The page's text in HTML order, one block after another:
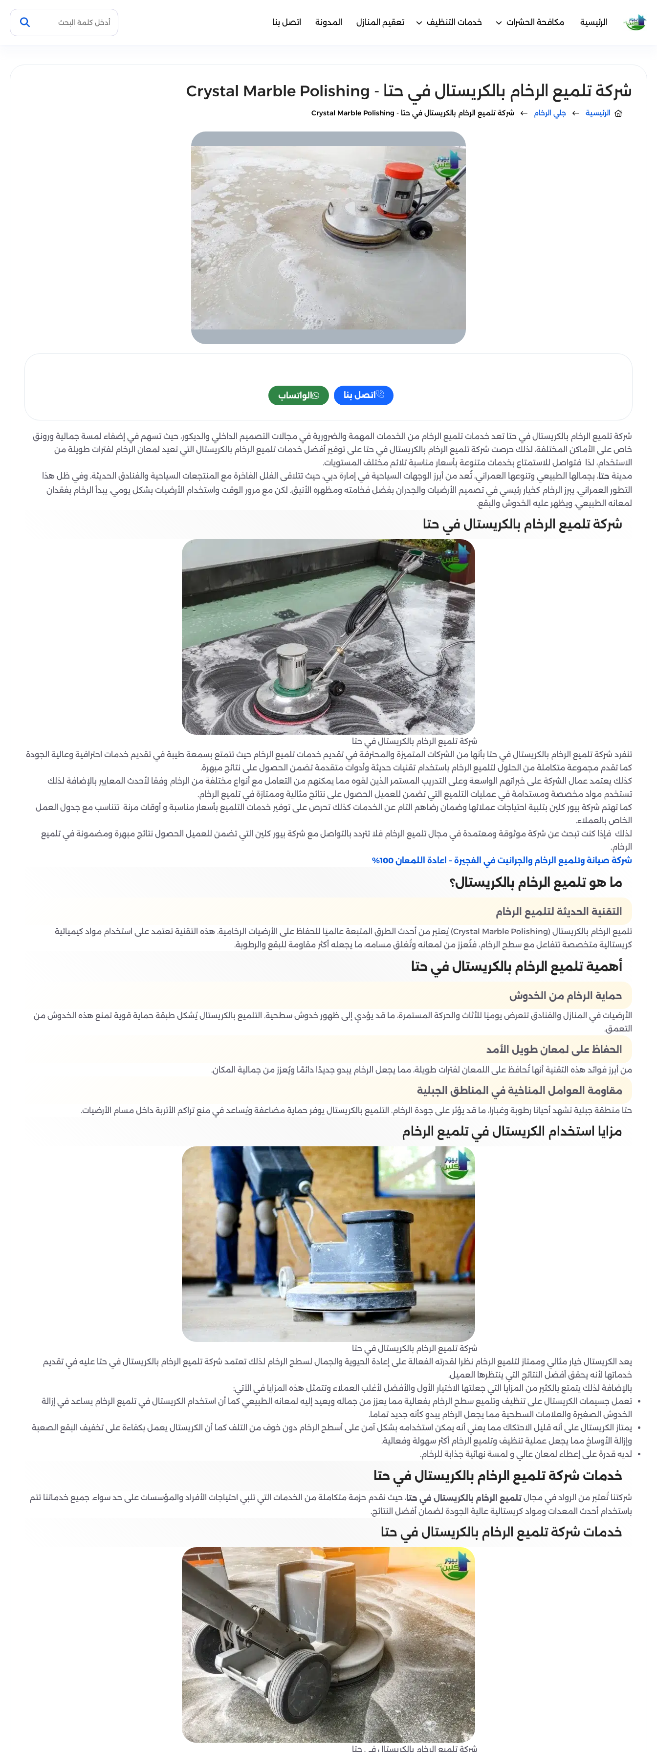
الرئيسية مكافحة الحشرات خدمات التنظيف تعقيم المنازل المدونة اتصل بنا
شركة تلميع الرخام بالكريستال في حتا - Crystal Marble Polishing
الرئيسية جلي الرخام شركة تلميع الرخام بالكريستال في حتا - Crystal Marble Polishing
اتصل بنا الواتساب
شركة تلميع الرخام بالكريستال في حتا تعد خدمات تلميع الرخام من الخدمات المهمة والضرورية في مجالات التصميم الداخلي والديكور، حيث تسهم في إضفاء لمسة جمالية ورونق
خاص على الأماكن المختلفة، لذلك حرصت شركة تلميع الرخام بالكريستال في حتا على توفير أفضل خدمات تلميع الرخام بالكريستال التي تعيد لمعان الرخام لفترات طويلة من
الاستخدام، لذا فتواصل للاستمتاع بخدمات متنوعة بأسعار مناسبة تلائم مختلف المستويات.
مدينة حتا، بجمالها الطبيعي وتنوعها العمراني، تُعد من أبرز الوجهات السياحية في إمارة دبي، حيث تتلاقى الفلل الفاخرة مع المنتجعات السياحية والفنادق الحديثة. وفي ظل هذا
التطور العمراني، يبرز الرخام كخيار رئيسي في تصميم الأرضيات والجدران بفضل فخامته ومظهره الأنيق. لكن مع مرور الوقت واستخدام الأرضيات بشكل يومي، يبدأ الرخام بفقدان
لمعانه الطبيعي، ويظهر عليه الخدوش والبقع.
شركة تلميع الرخام بالكريستال في حتا
شركة تلميع الرخام بالكريستال في حتا
تنفرد شركة تلميع الرخام بالكريستال في حتا بأنها من الشركات المتميزة والمحترفة في تقديم خدمات تلميع الرخام حيث تتمتع بسمعة طيبة في تقديم خدمات احترافية وعالية الجودة
كما تقدم مجموعة متكاملة من الحلول لتلميع الرخام باستخدام تقنيات حديثة وأدوات متقدمة تضمن الحصول على نتائج مبهرة.
كذلك يعتمد عمال الشركة على خبراتهم الواسعة وعلى التدريب المستمر الذين لقوه مما يمكنهم من التعامل مع أنواع مختلفة من الرخام وفقا لأحدث المعايير بالإضافة لذلك
تستخدم مواد مخصصة ومستدامة في عمليات التلميع التي تضمن للعميل الحصول على نتائج مثالية وممتازة في تلميع الرخام.
كما تهتم شركة بيور كلين بتلبية احتياجات عملائها وضمان رضاهم التام عن الخدمات كذلك تحرص على توفير خدمات التلميع بأسعار مناسبة و أوقات مرنة تتناسب مع جدول العمل
الخاص بالعملاء.
لذلك فإذا كنت تبحث عن شركة موثوقة ومعتمدة في مجال تلميع الرخام فلا تتردد بالتواصل مع شركة بيور كلين التي تضمن للعميل الحصول نتائج مبهرة ومضمونة في تلميع
الرخام.
شركة صيانة وتلميع الرخام والجرانيت في الفجيرة – اعادة اللمعان 100%
ما هو تلميع الرخام بالكريستال؟
التقنية الحديثة لتلميع الرخام
تلميع الرخام بالكريستال (Crystal Marble Polishing) يُعتبر من أحدث الطرق المتبعة عالميًا للحفاظ على الأرضيات الرخامية. هذه التقنية تعتمد على استخدام مواد كيميائية
كريستالية متخصصة تتفاعل مع سطح الرخام، فتُعزز من لمعانه وتُغلق مسامه، ما يجعله أكثر مقاومة للبقع والرطوبة.
أهمية تلميع الرخام بالكريستال في حتا
حماية الرخام من الخدوش
الأرضيات في المنازل والفنادق تتعرض يوميًا للأثاث والحركة المستمرة، ما قد يؤدي إلى ظهور خدوش سطحية. التلميع بالكريستال يُشكل طبقة حماية قوية تمنع هذه الخدوش من
التعمق.
الحفاظ على لمعان طويل الأمد
من أبرز فوائد هذه التقنية أنها تُحافظ على اللمعان لفترات طويلة، مما يجعل الرخام يبدو جديدًا دائمًا ويُعزز من جمالية المكان.
مقاومة العوامل المناخية في المناطق الجبلية
حتا منطقة جبلية تشهد أحيانًا رطوبة وغبارًا، ما قد يؤثر على جودة الرخام. التلميع بالكريستال يوفر حماية مضاعفة ويُساعد في منع تراكم الأتربة داخل مسام الأرضيات.
مزايا استخدام الكريستال في تلميع الرخام
شركة تلميع الرخام بالكريستال في حتا
يعد الكريستال خيار مثالي وممتاز لتلميع الرخام نظرا لقدرته الفعالة على إعادة الحيوية والجمال لسطح الرخام لذلك تعتمد شركة تلميع الرخام بالكريستال في حتا عليه في تقديم
خدماتها لأنه يحقق أفضل النتائج التي ينتظرها العميل.
بالإضافة لذلك يتمتع بالكثير من المزايا التي جعلتها الاختيار الأول والأفضل لأغلب العملاء وتتمثل هذه المزايا في الآتي:
تعمل جسيمات الكريستال على تنظيف وتلميع سطح الرخام بفعالية مما يعزز من جماله ويعيد إليه لمعانه الطبيعي كما أن استخدام الكريستال في تلميع الرخام يساعد في إزالة
الخدوش الصغيرة والعلامات السطحية مما يجعل الرخام يبدو كأنه جديد تماما.
يمتاز الكريستال على أنه قليل الاحتكاك مما يعني أنه يمكن استخدامه بشكل آمن على أسطح الرخام دون خوف من التلف كما أن الكريستال يعمل بكفاءة على تخفيف البقع الصعبة
وإزالة الأوساخ مما يجعل عملية تنظيف وتلميع الرخام أكثر سهولة وفعالية.
لديه قدرة على إعطاء لمعان عالي و لمسة نهائية جذابة للرخام.
خدمات شركة تلميع الرخام بالكريستال في حتا
شركتنا تُعتبر من الرواد في مجال تلميع الرخام بالكريستال في حتا، حيث نقدم حزمة متكاملة من الخدمات التي تلبي احتياجات الأفراد والمؤسسات على حد سواء. جميع خدماتنا تتم
باستخدام أحدث المعدات ومواد كريستالية عالية الجودة لضمان أفضل النتائج.
خدمات شركة تلميع الرخام بالكريستال في حتا
شركة تلميع الرخام بالكريستال في حتا